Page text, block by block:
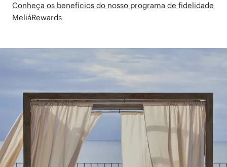
Conheça os benefícios do nosso programa de fidelidade
MeliáRewards